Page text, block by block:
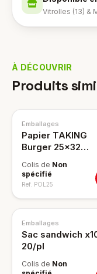
Vitrolles (13) &
À DÉCOUVRIR
Produits
Emballages
Papier TAKING
Burger 25x32
Colis de Non
spécifié
Ref. POL25
Emballages
Sac sandwich
20/pl
Colis de Non